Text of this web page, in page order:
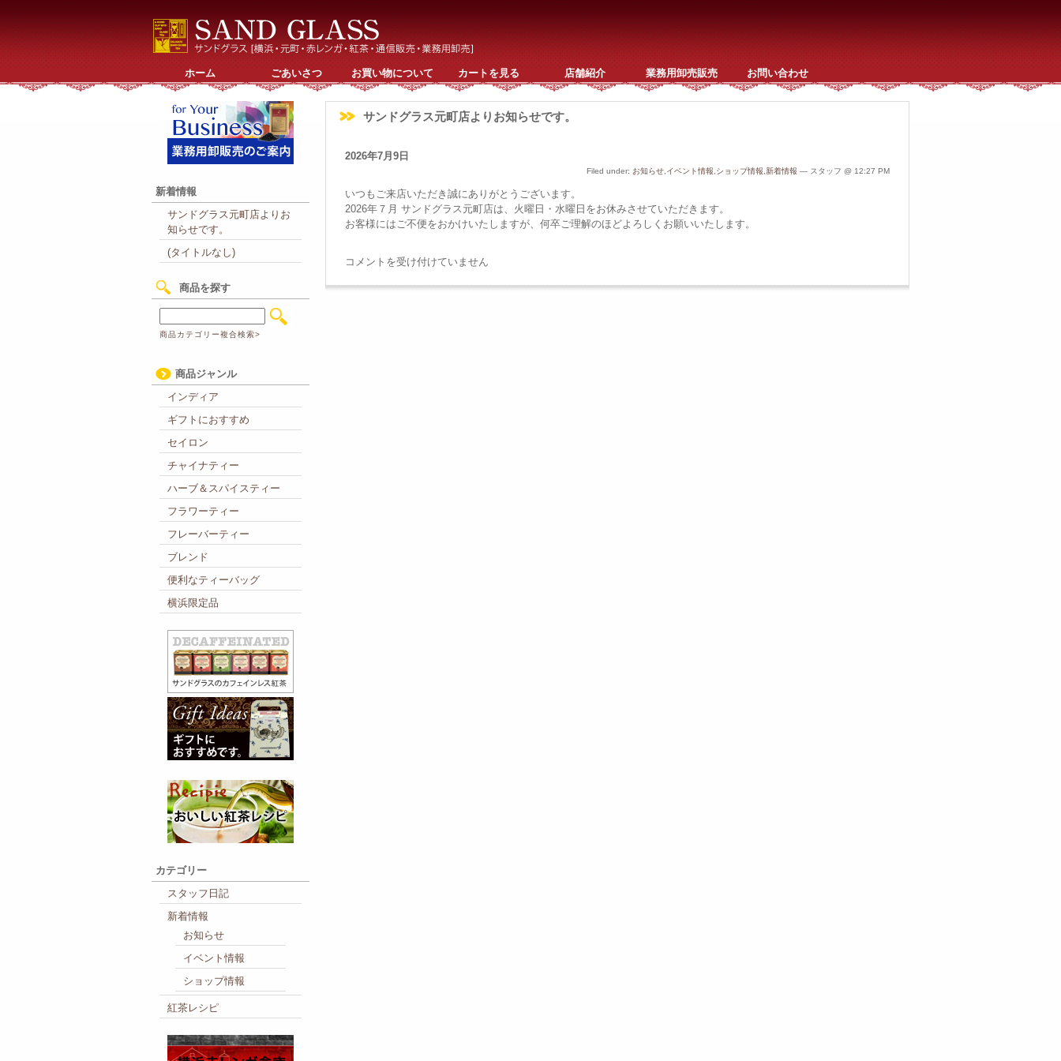
ホーム ごあいさつ お買い物について カートを見る 店舗紹介 業務用卸売販売 お問い合わせ
新着情報
サンドグラス元町店よりお
知らせです。
(タイトルなし)
商品を探す
商品カテゴリー複合検索>
商品ジャンル
インディア
ギフトにおすすめ
セイロン
チャイナティー
ハーブ＆スパイスティー
フラワーティー
フレーバーティー
ブレンド
便利なティーバッグ
横浜限定品
カテゴリー
スタッフ日記
新着情報
お知らせ
イベント情報
ショップ情報
紅茶レシピ
サンドグラス元町店よりお知らせです。
2026年7月9日
Filed under: お知らせ イベント情報 ショップ情報 新着情報 — スタッフ @ 12:27 PM
いつもご来店いただき誠にありがとうございます。
2026年７月 サンドグラス元町店は、火曜日・水曜日をお休みさせていただきます。
お客様にはご不便をおかけいたしますが、何卒ご理解のほどよろしくお願いいたします。
サ
ド
コメントを受け付けていません